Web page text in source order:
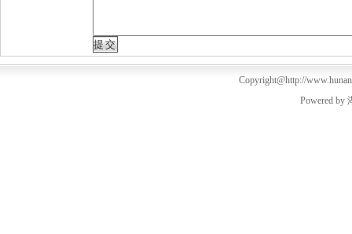
Copyright@http://
Powered by